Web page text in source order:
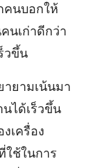
คนบอกให้
นเก่าดีกว่า
วขึ้น
ยามเน้นมา
นได้เร็วขึ้น
เครื่อง
ใช้ในการ